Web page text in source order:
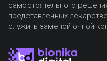
самостоятельного
представленных
служить заменой очной